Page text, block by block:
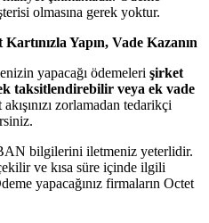
olmasına gerek yoktur.
Yapın, Vade Kazanın
yapacağı ödemeleri şirket
taksitlendirebilir veya ek vade
zorlamadan tedarikçi
bilgilerini iletmeniz yeterlidir.
ve kısa süre içinde ilgili
yapacağınız firmaların Octet